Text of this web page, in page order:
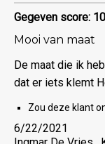
Gegeven score: 10
Mooi van maat
De maat die ik
dat er iets klemt
Zou deze klant
6/22/2021